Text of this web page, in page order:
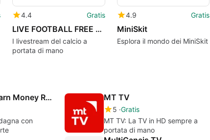
4.4 Gratis
LIVE FOOTBALL FREE APP
I livestream del calcio a
portata di mano
4.9 Gratis
MiniSkit
Esplora il mondo dei MiniSkit
Cash4Earn: Earn Money Reward
con
MT TV
5 Gratis
MT TV: La TV in HD sempre a
portata di mano